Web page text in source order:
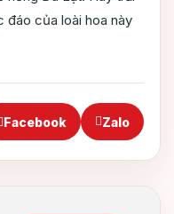
đáo của loài hoa này
Facebook Zalo